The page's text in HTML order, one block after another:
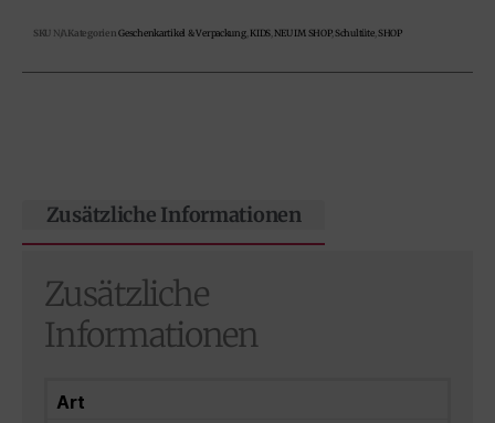
SKU N/A Kategorien Geschenkartikel & Verpackung, KIDS NEU IM SHOP, Schultüte,SHOP
Zusätzliche Informationen
Zusätzliche
Informationen
Art